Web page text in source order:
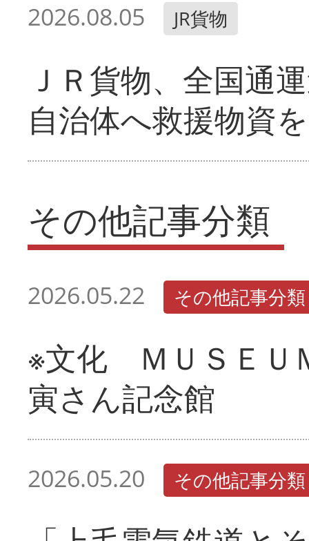
2026.08.05 JR貨物
ＪＲ貨物、全国通
自治体へ救援物資
その他記事分類
2026.05.22 その他記事分類
※文化 ＭＵＳＥＵ
寅さん記念館
2026.05.20 その他記事分類